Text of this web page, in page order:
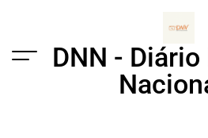
Menu
DNN -